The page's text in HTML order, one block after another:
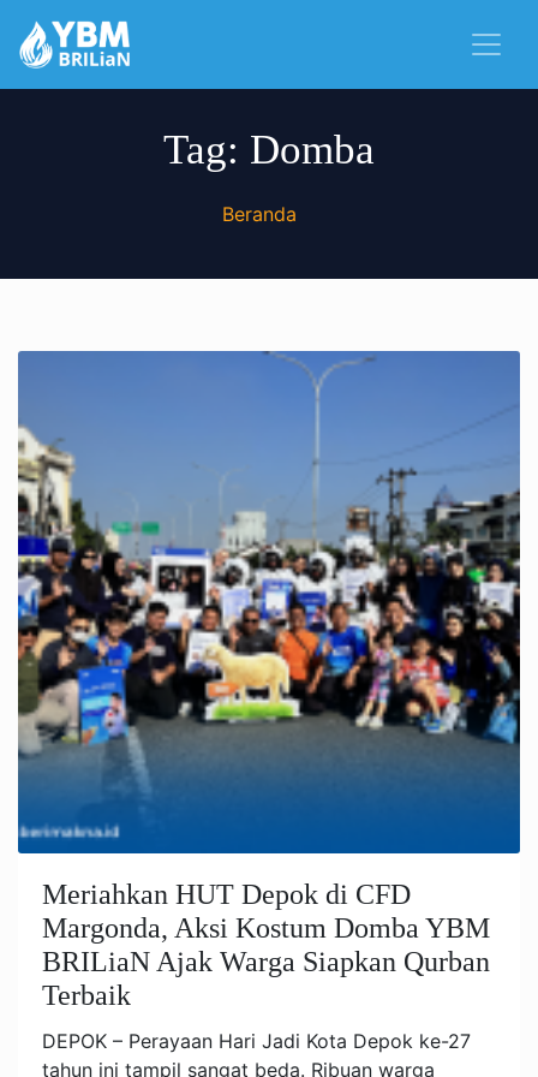
Tag: Domba
Beranda
Meriahkan HUT Depok di CFD
Margonda, Aksi Kostum Domba YBM
BRILiaN Ajak Warga Siapkan Qurban
Terbaik
DEPOK – Perayaan Hari Jadi Kota Depok ke-27
tahun ini tampil sangat beda. Ribuan warga